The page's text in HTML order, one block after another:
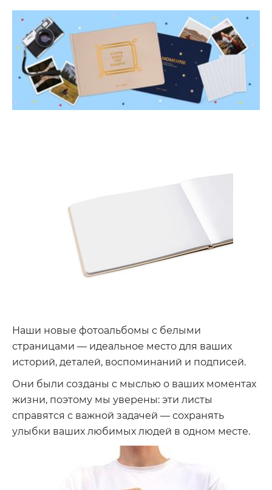
Наши новые фотоальбомы с белыми
страницами — идеальное место для ваших
историй, деталей, воспоминаний и подписей.
Они были созданы с мыслью о ваших моментах
жизни, поэтому мы уверены: эти листы
справятся с важной задачей — сохранять
улыбки ваших любимых людей в одном месте.